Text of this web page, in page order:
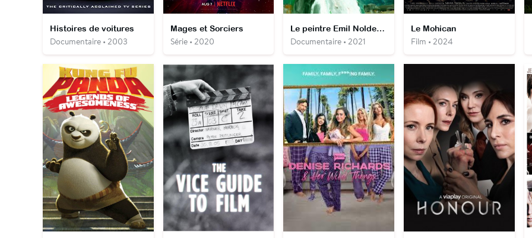
Histoires de voitures
Documentaire • 2003
Mages et Sorciers
Série • 2020
Le peintre Emil Nolde – Des ombres aux tableaux
Documentaire • 2021
Le Mohican
Film • 2024